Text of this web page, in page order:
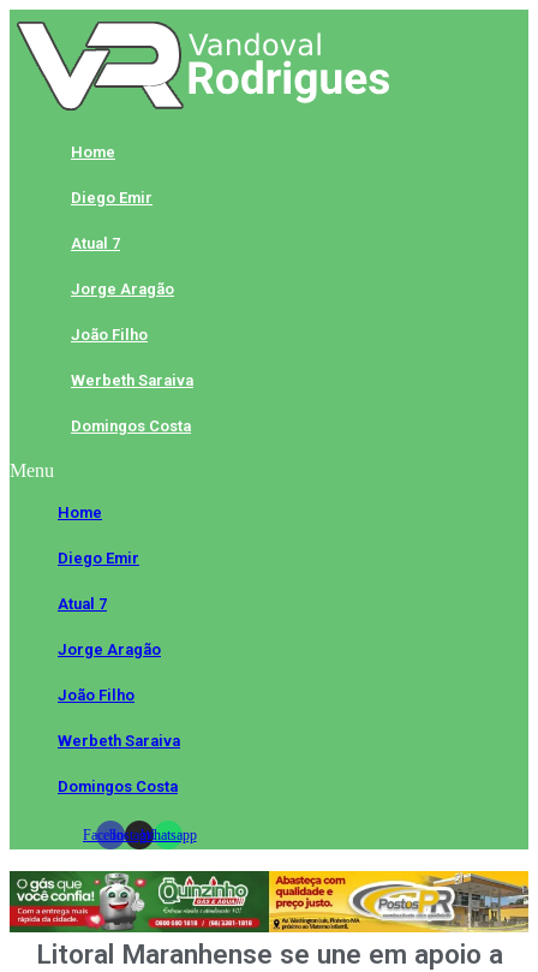
Skip
to
content
Home
Diego Emir
Atual 7
Jorge Aragão
João Filho
Werbeth Saraiva
Domingos Costa
Menu
Home
Diego Emir
Atual 7
Jorge Aragão
João Filho
Werbeth Saraiva
Domingos Costa
FacebookInstagramWhatsapp
Litoral Maranhense se une em apoio a